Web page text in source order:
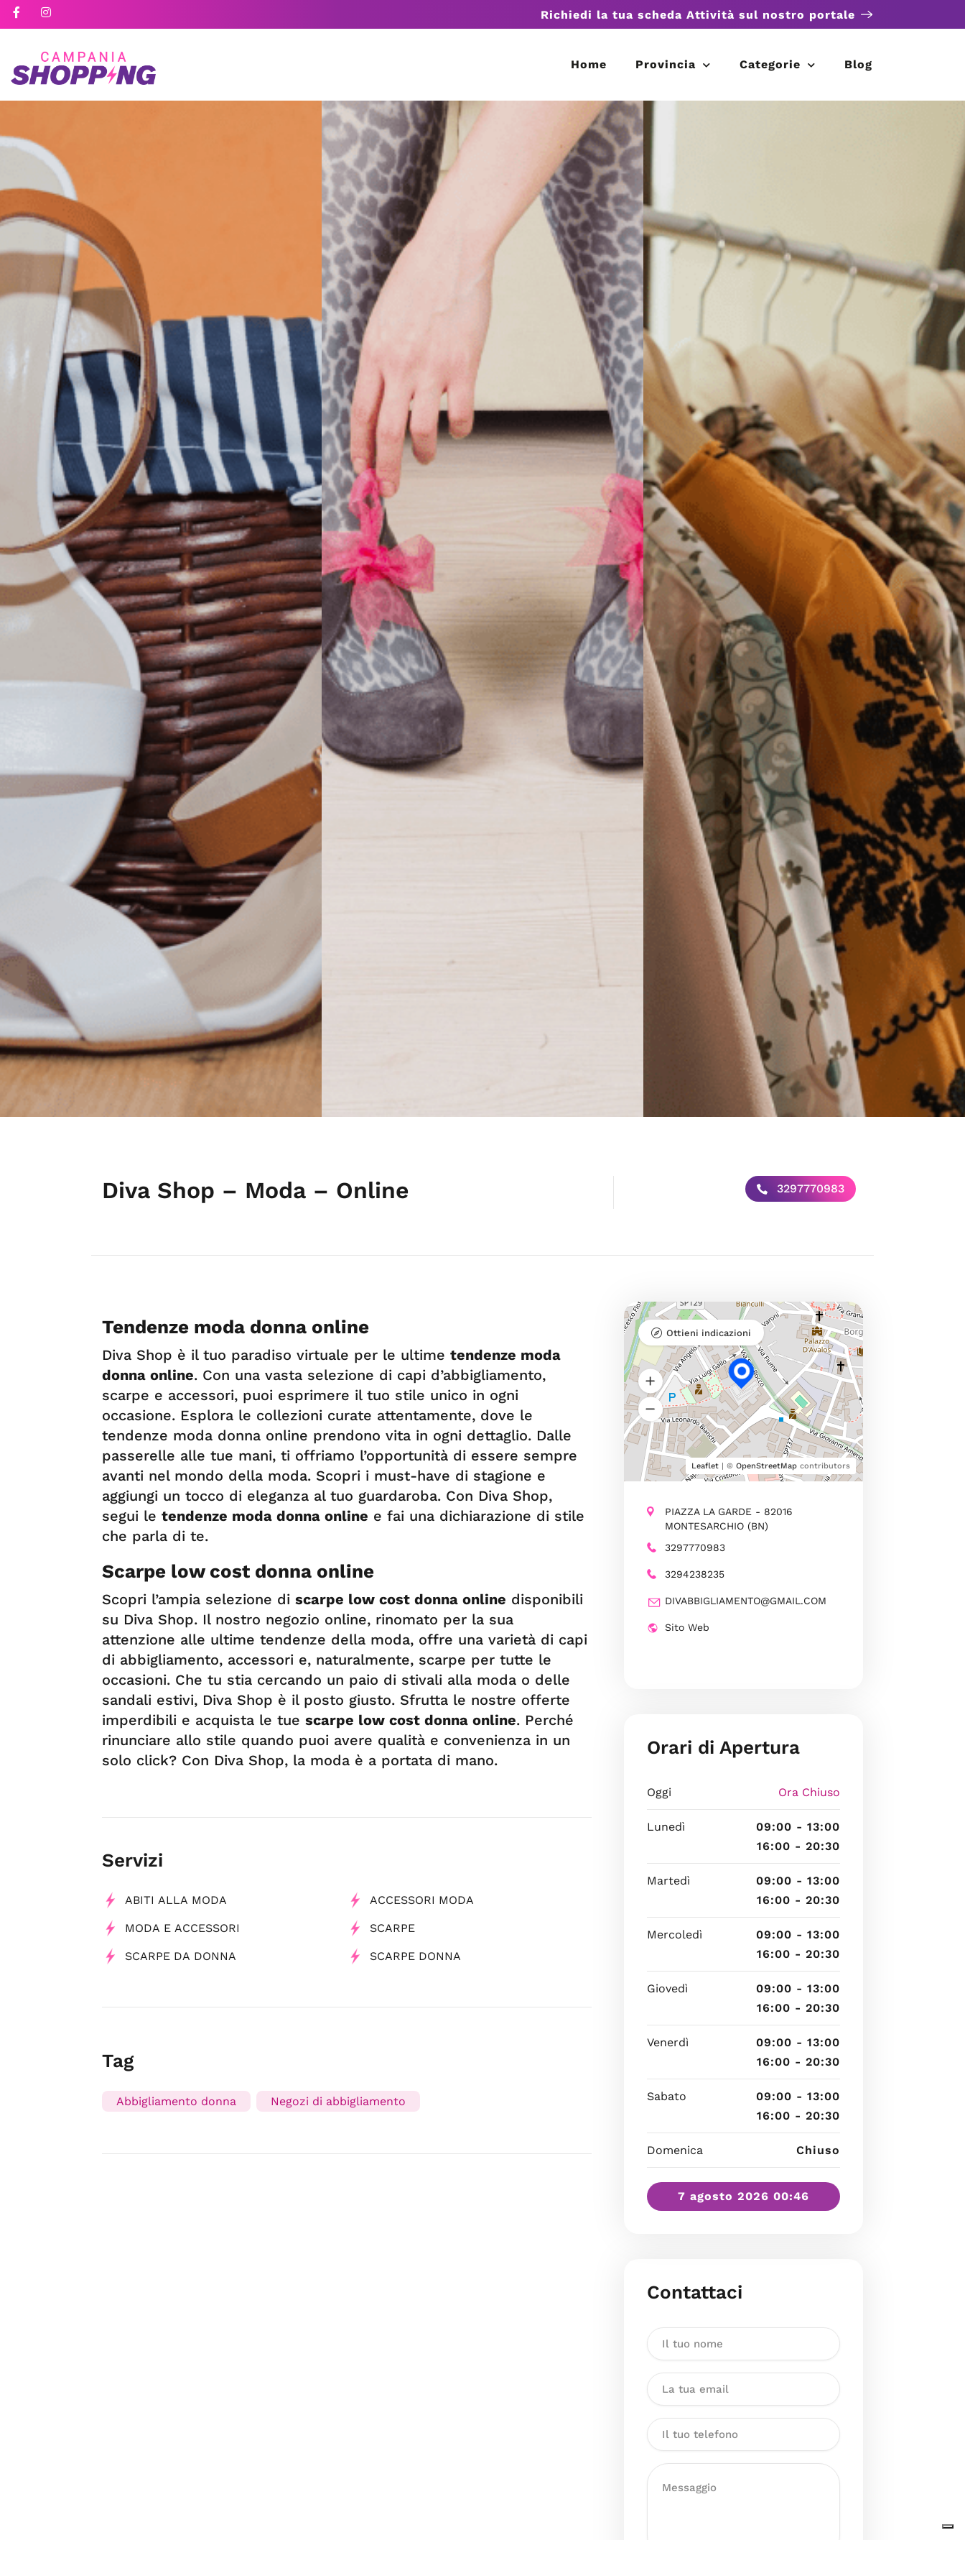
Richiedi la tua scheda Attività sul nostro portale
Home Provincia Categorie Blog
Diva Shop – Moda – Online 3297770983
Tendenze moda donna online
Diva Shop è il tuo paradiso virtuale per le ultime tendenze moda
donna online. Con una vasta selezione di capi d’abbigliamento,
scarpe e accessori, puoi esprimere il tuo stile unico in ogni
occasione. Esplora le collezioni curate attentamente, dove le
tendenze moda donna online prendono vita in ogni dettaglio. Dalle
passerelle alle tue mani, ti offriamo l’opportunità di essere sempre
avanti nel mondo della moda. Scopri i must-have di stagione e
aggiungi un tocco di eleganza al tuo guardaroba. Con Diva Shop,
segui le tendenze moda donna online e fai una dichiarazione di stile
che parla di te.
Scarpe low cost donna online
Scopri l’ampia selezione di scarpe low cost donna online disponibili
su Diva Shop. Il nostro negozio online, rinomato per la sua
attenzione alle ultime tendenze della moda, offre una varietà di capi
di abbigliamento, accessori e, naturalmente, scarpe per tutte le
occasioni. Che tu stia cercando un paio di stivali alla moda o delle
sandali estivi, Diva Shop è il posto giusto. Sfrutta le nostre offerte
imperdibili e acquista le tue scarpe low cost donna online. Perché
rinunciare allo stile quando puoi avere qualità e convenienza in un
solo click? Con Diva Shop, la moda è a portata di mano.
Servizi
ABITI ALLA MODA ACCESSORI MODA
MODA E ACCESSORI SCARPE
SCARPE DA DONNA SCARPE DONNA
Tag
Abbigliamento donna Negozi di abbigliamento
Leaflet| © OpenStreetMapcontributors
Ottieni indicazioni
PIAZZA LA GARDE - 82016
MONTESARCHIO (BN)
3297770983
3294238235
DIVABBIGLIAMENTO@GMAIL.COM
Sito Web
Orari di Apertura
Oggi Ora Chiuso
Lunedì
09:00 - 13:00
16:00 - 20:30
Martedì
09:00 - 13:00
16:00 - 20:30
Mercoledì
09:00 - 13:00
16:00 - 20:30
Giovedì
09:00 - 13:00
16:00 - 20:30
Venerdì
09:00 - 13:00
16:00 - 20:30
Sabato
09:00 - 13:00
16:00 - 20:30
Domenica Chiuso
7 agosto 2026 00:46
Contattaci